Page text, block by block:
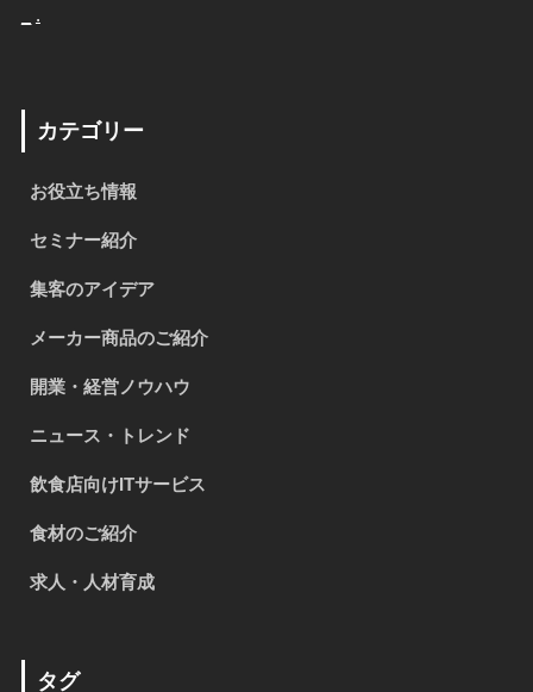
.
カテゴリー
お役立ち情報
セミナー紹介
集客のアイデア
メーカー商品のご紹介
開業・経営ノウハウ
ニュース・トレンド
飲食店向けITサービス
食材のご紹介
求人・人材育成
タグ